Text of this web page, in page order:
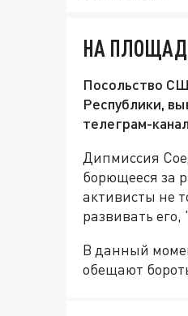
НА
Посольство
Республики,
телеграм-
Дипмиссия
борющееся за
активисты не
развивать
В данный
обещают